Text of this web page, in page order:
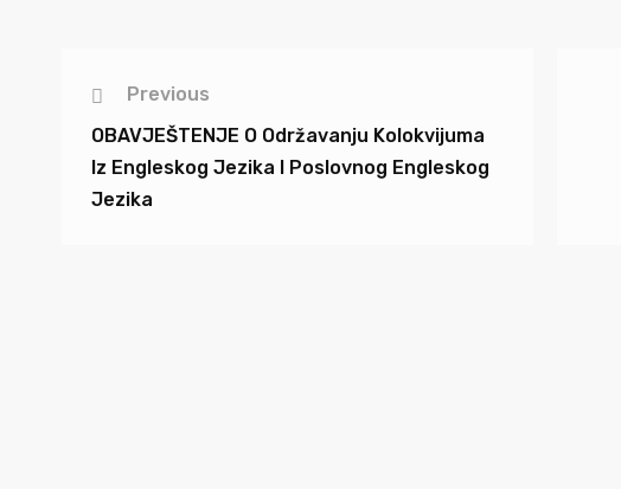
Previous
OBAVJEŠTENJE O Održavanju Kolokvijuma
Iz Engleskog Jezika I Poslovnog Engleskog
Jezika